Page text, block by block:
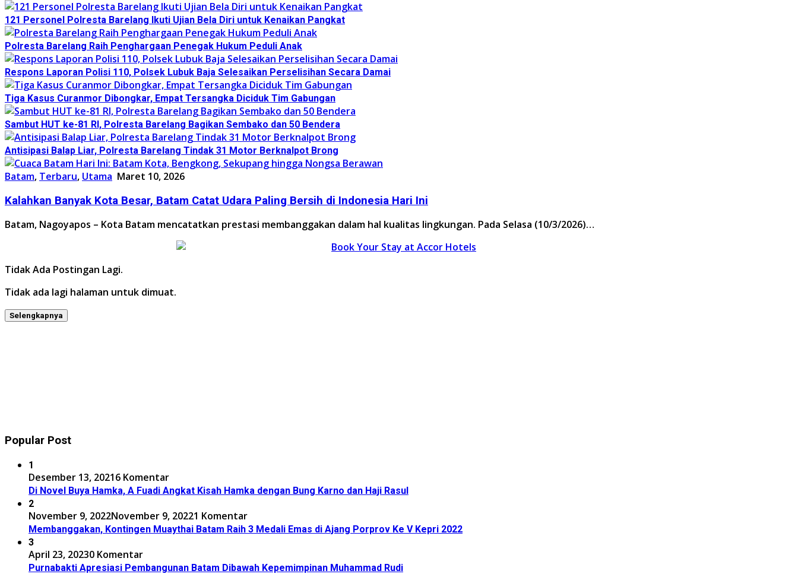
121 Personel Polresta Barelang Ikuti Ujian Bela Diri untuk Kenaikan Pangkat
Polresta Barelang Raih Penghargaan Penegak Hukum Peduli Anak
Respons Laporan Polisi 110, Polsek Lubuk Baja Selesaikan Perselisihan Secara Damai
Tiga Kasus Curanmor Dibongkar, Empat Tersangka Diciduk Tim Gabungan
Sambut HUT ke-81 RI, Polresta Barelang Bagikan Sembako dan 50 Bendera
Antisipasi Balap Liar, Polresta Barelang Tindak 31 Motor Berknalpot Brong
Batam, Terbaru, Utama Maret 10, 2026
Kalahkan Banyak Kota Besar, Batam Catat Udara Paling Bersih di Indonesia Hari Ini
Batam, Nagoyapos – Kota Batam mencatatkan prestasi membanggakan dalam hal kualitas lingkungan. Pada Selasa (10/3/2026)…
Tidak Ada Postingan Lagi.
Tidak ada lagi halaman untuk dimuat.
Selengkapnya
Popular Post
1
Desember 13, 20216 Komentar
Di Novel Buya Hamka, A Fuadi Angkat Kisah Hamka dengan Bung Karno dan Haji Rasul
2
November 9, 2022November 9, 20221 Komentar
Membanggakan, Kontingen Muaythai Batam Raih 3 Medali Emas di Ajang Porprov Ke V Kepri 2022
3
April 23, 20230 Komentar
Purnabakti Apresiasi Pembangunan Batam Dibawah Kepemimpinan Muhammad Rudi